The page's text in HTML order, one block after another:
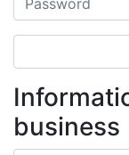
business